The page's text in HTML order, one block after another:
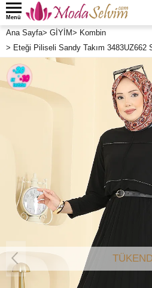
Menü
Ana Sayfa> GİYİM> Kombin
> Eteği Piliseli Sandy Takım 3483UZ662